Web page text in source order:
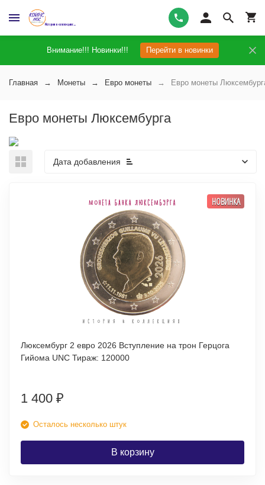
Внимание!!! Новинки!!! Перейти в новинки
Главная Монеты Евро монеты Евро монеты
Евро монеты Люксембурга
Дата добавления
НОВИНКА
Люксембург 2 евро 2026 Вступление на трон Герцога
Гийома UNC Тираж: 120000
1 400 ₽
Осталось несколько штук
В корзину